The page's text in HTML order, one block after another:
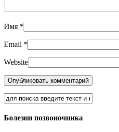
Имя *
Email *
Website
Болезни позвоночника